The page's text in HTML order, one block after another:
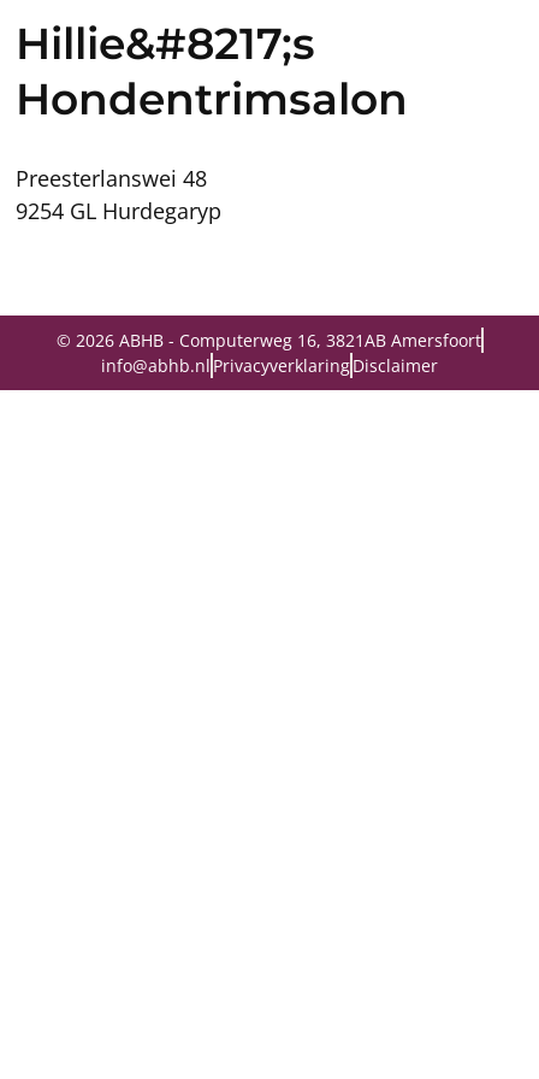
Hillie&#8217;s
Hondentrimsalon
Preesterlanswei 48
9254 GL Hurdegaryp
© 2026 ABHB - Computerweg 16, 3821AB Amersfoort
info@abhb.nl PrivacyverklaringDisclaimer